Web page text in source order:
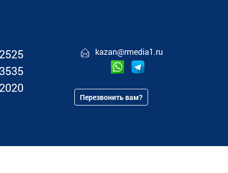
kazan@rmedia1.ru
Перезвонить вам?